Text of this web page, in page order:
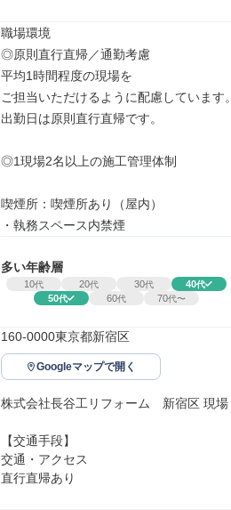
職場環境
◎原則直行直帰／通勤考慮
平均1時間程度の現場を
ご担当いただけるように配慮しています。
出勤日は原則直行直帰です。
◎1現場2名以上の施工管理体制
喫煙所：喫煙所あり（屋内）
・執務スペース内禁煙
多い年齢層
10代 20代 30代 40代
50代 60代 70代〜
160-0000東京都新宿区
Googleマップで開く
株式会社長谷工リフォーム　新宿区 現場
【交通手段】
交通・アクセス
直行直帰あり